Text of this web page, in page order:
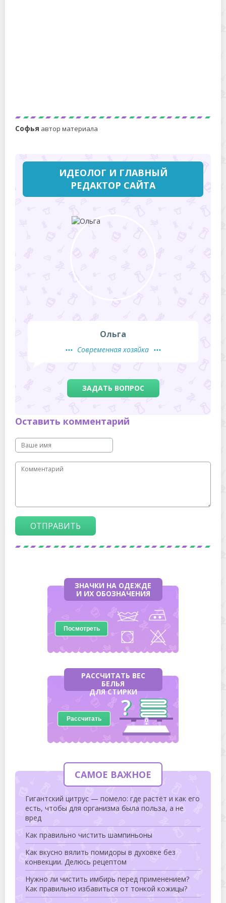
Софья автор материала
ИДЕОЛОГ И ГЛАВНЫЙ
РЕДАКТОР САЙТА
Ольга
Современная хозяйка
ЗАДАТЬ ВОПРОС
Оставить комментарий
ОТПРАВИТЬ
ЗНАЧКИ НА ОДЕЖДЕ
И ИХ ОБОЗНАЧЕНИЯ
Посмотреть
РАССЧИТАТЬ ВЕС
БЕЛЬЯ
ДЛЯ СТИРКИ
Рассчитать
САМОЕ ВАЖНОЕ
Гигантский цитрус — помело: где растёт и как его
есть, чтобы для организма была польза, а не
вред
Как правильно чистить шампиньоны
Как вкусно вялить помидоры в духовке без
конвекции. Делюсь рецептом
Нужно ли чистить имбирь перед применением?
Как правильно избавиться от тонкой кожицы?